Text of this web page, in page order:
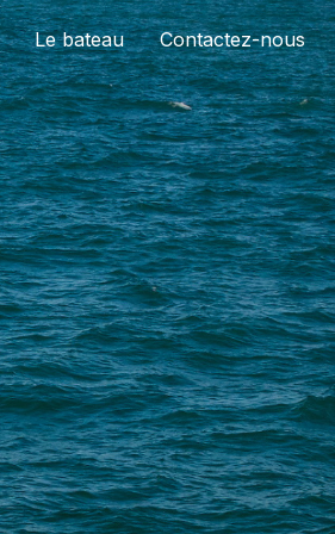
Le bateau Contactez-nous